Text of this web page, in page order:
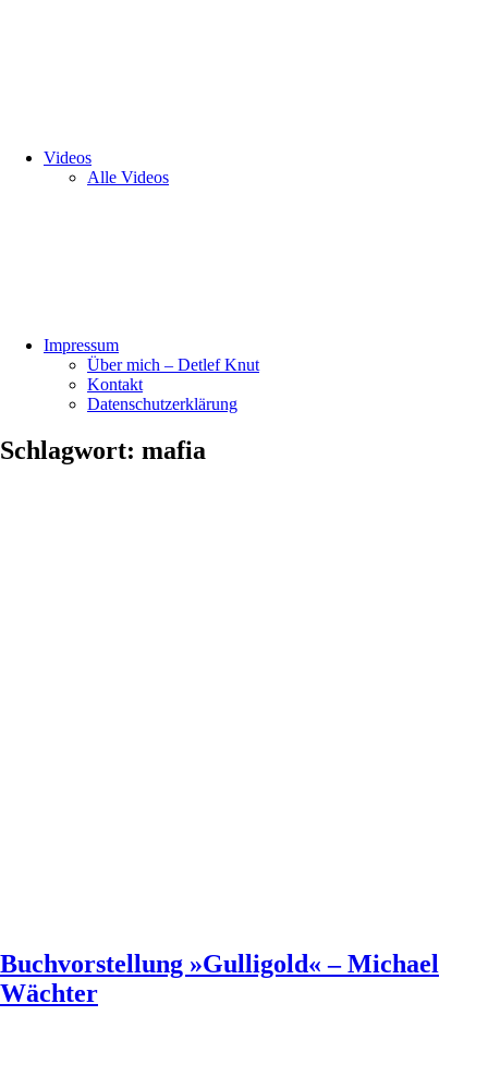
Videos
Alle Videos
Impressum
Über mich – Detlef Knut
Kontakt
Datenschutzerklärung
Schlagwort: mafia
Buchvorstellung »Gulligold« – Michael
Wächter